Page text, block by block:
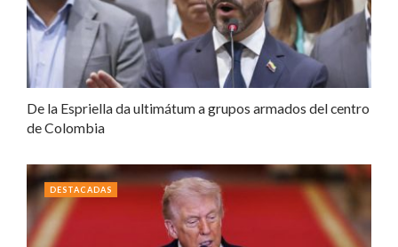
De la Espriella da ultimátum a grupos armados del centro
de Colombia
DESTACADAS